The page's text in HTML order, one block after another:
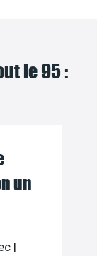
le 95 :
un
|